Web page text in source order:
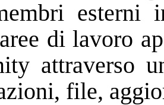
esterni
di lavoro
attraverso
file,